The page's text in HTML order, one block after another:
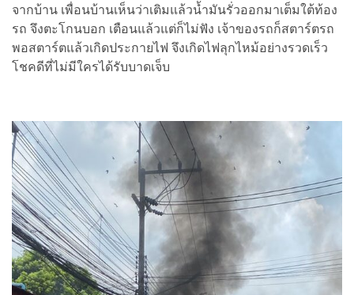
จากบ้าน เพื่อนบ้านเห็นว่าเติมแล้วน้ำมันรั่วออกมาเต็มใต้ท้อง
รถ จึงตะโกนบอก เตือนแล้วแต่ก็ไม่ฟัง เจ้าของรถก็สตาร์ตรถ
พอสตาร์ตแล้วเกิดประกายไฟ จึงเกิดไฟลุกไหม้อย่างรวดเร็ว
โชคดีที่ไม่มีใครได้รับบาดเจ็บ